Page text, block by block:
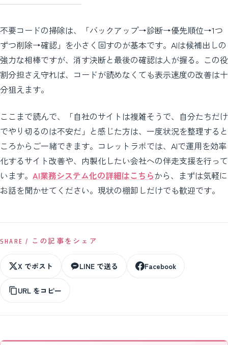
不要コードの掃除は、「バックアップ→診断→優先順位→1つ
ずつ削除→確認」を小さく回すのが基本です。AIは候補出しの
強力な相棒ですが、消す決断と最後の確認は人が握る。この役
割分担さえ守れば、コードが読めなくても表示速度の改善は十
分狙えます。
ここまで読んで、「自社のサイトは複雑そうで、自分たちだけ
でやり切るのは不安だ」と感じた方は、一度状況を整理すると
ころからご一緒できます。コレットラボでは、AIで運用を効率
化するサイト改善や、内製化したい会社への伴走支援を行って
います。 AI業務システム化の詳細はこちらから、まずは気軽に
お話を聞かせてください。現状の棚卸しだけでも歓迎です。
SHARE / この記事をシェア
X でポスト LINE で送る Facebook
URL をコピー